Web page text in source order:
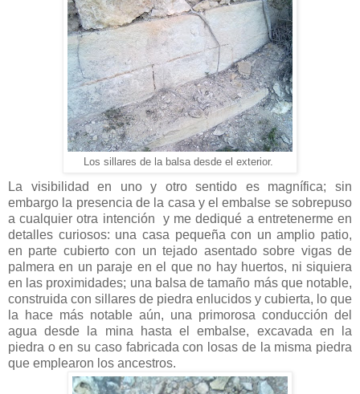
Los sillares de la balsa desde el exterior.
La visibilidad en uno y otro sentido es magnífica; sin
embargo la presencia de la casa y el embalse se sobrepuso
a cualquier otra intención y me dediqué a entretenerme en
detalles curiosos: una casa pequeña con un amplio patio,
en parte cubierto con un tejado asentado sobre vigas de
palmera en un paraje en el que no hay huertos, ni siquiera
en las proximidades; una balsa de tamaño más que notable,
construida con sillares de piedra enlucidos y cubierta, lo que
la hace más notable aún, una primorosa conducción del
agua desde la mina hasta el embalse, excavada en la
piedra o en su caso fabricada con losas de la misma piedra
que emplearon los ancestros.